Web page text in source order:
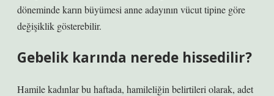
döneminde karın büyümesi anne adayının vücut tipine göre
değişiklik gösterebilir.
Gebelik karında nerede hissedilir?
Hamile kadınlar bu haftada, hamileliğin belirtileri olarak, adet